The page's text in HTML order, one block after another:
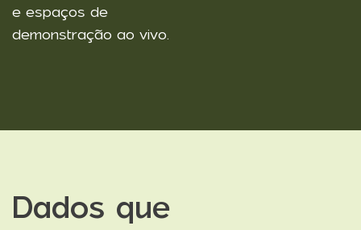
e espaços de
demonstração ao vivo.
Dados que